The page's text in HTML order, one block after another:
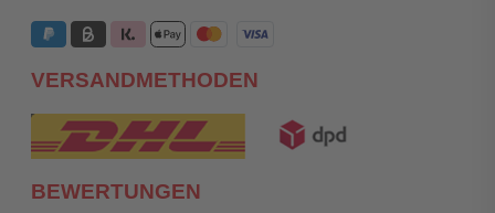
VERSANDMETHODEN
BEWERTUNGEN